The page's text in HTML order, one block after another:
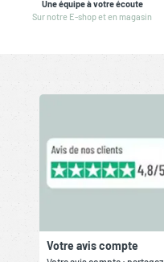
Une équipe à votre écoute
Sur notre E-shop et en magasin
Votre avis compte